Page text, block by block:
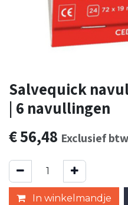
Salvequick
| 6 navullingen
€56,48 Exclusief btw
In winkelmandje